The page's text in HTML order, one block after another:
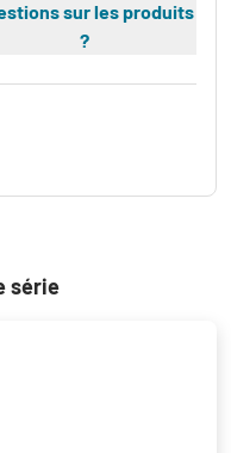
sur les produits
?
série